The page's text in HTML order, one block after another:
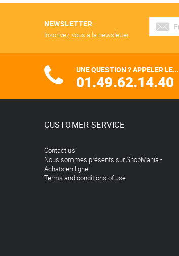
NEWSLETTER
Inscrivez-vous à la newsletter
UNE QUESTION ? APPELER LE...
01.49.62.14.40
CUSTOMER SERVICE
Contact us
Nous sommes présents sur ShopMania -
Achats en ligne
Terms and conditions of use